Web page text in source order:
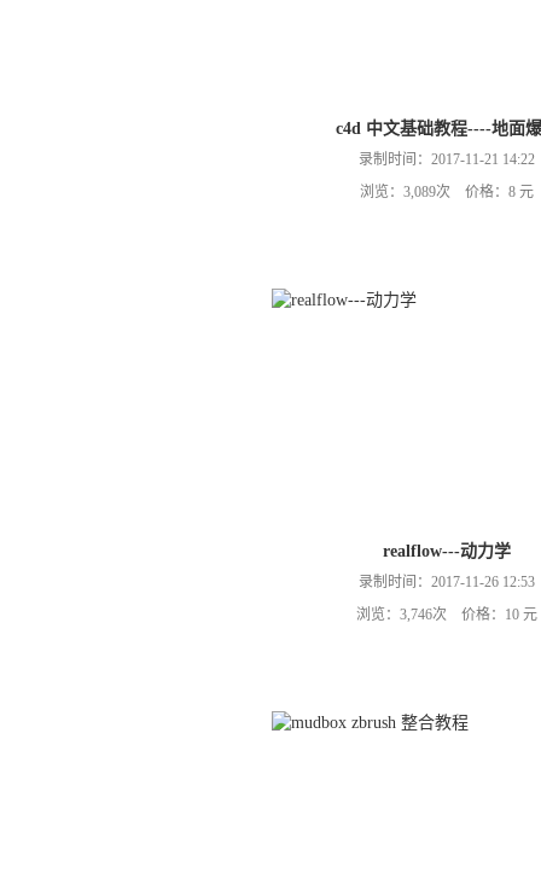
c4d 中文基础教程----地面
录制时间：2017-11-21 14:22
浏览：3,089次 价格：8 元
realflow---动力学
录制时间：2017-11-26 12:53
浏览：3,746次 价格：10 元